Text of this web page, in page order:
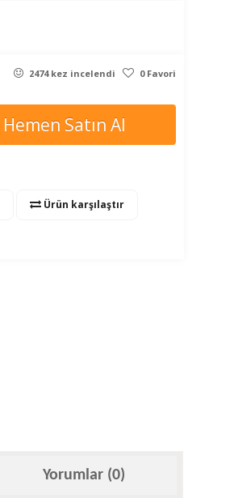
2474 kez incelendi 0 Favori
Hemen Satın Al
Ürün karşılaştır
Yorumlar (0)